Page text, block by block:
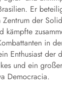
Er
Zentrum der
kämpfte
in
Enthusiast der
und ein
Democracia.